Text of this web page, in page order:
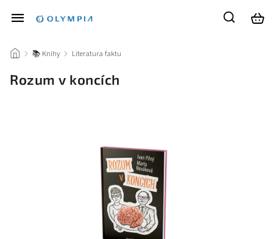
/ 📚 Knihy / Literatura faktu
Rozum v koncích